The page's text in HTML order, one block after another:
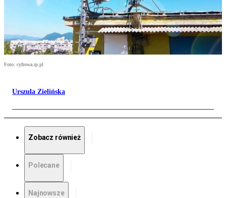
Foto: cyfrowa.rp.pl
Urszula Zielińska
Zobacz również
Polecane
Najnowsze